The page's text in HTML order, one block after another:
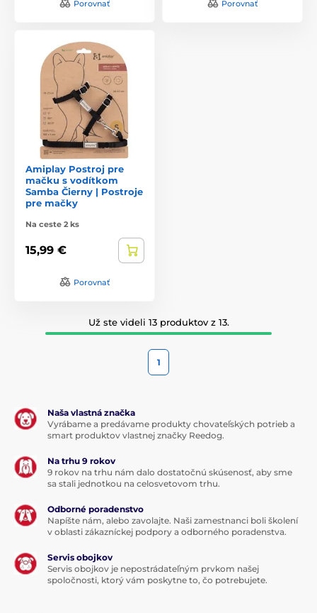
Porovnať Porovnať
Amiplay Postroj pre
mačku s vodítkom
Samba Čierny | Postroje
pre mačky
Na ceste 2 ks
15,99 €
Porovnať
Už ste videli 13 produktov z 13.
1
Naša vlastná značka
Vyrábame a predávame produkty chovateľských potrieb a
smart produktov vlastnej značky Reedog.
Na trhu 9 rokov
9 rokov na trhu nám dalo dostatočnú skúsenosť, aby sme
sa stali jednotkou na celosvetovom trhu.
Odborné poradenstvo
Napíšte nám, alebo zavolajte. Naši zamestnanci boli školení
v oblasti zákazníckej podpory a odborného poradenstva.
Servis obojkov
Servis obojkov je nepostrádateľným prvkom našej
spoločnosti, ktorý vám poskytne to, čo potrebujete.